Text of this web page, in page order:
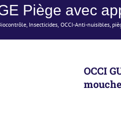
Piège avec
Insecticides OCCI-Anti-nuisibles
OCCI